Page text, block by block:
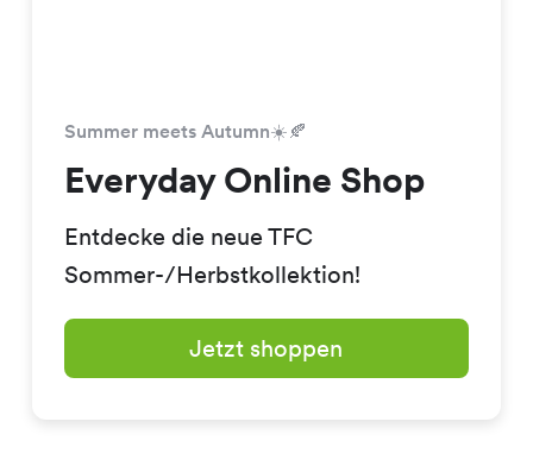
Summer meets Autumn☀️🍂
Everyday Online Shop
Entdecke die neue TFC
Sommer-/Herbstkollektion!
Jetzt shoppen